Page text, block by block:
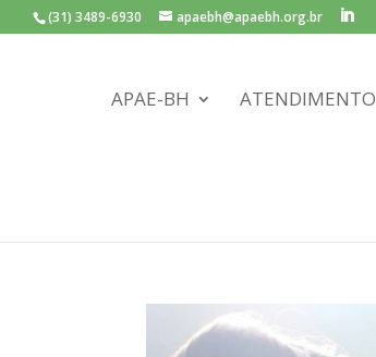
(31) 3489-6930 apaebh@apaebh.org.br
APAE-BH ATENDIMENTO